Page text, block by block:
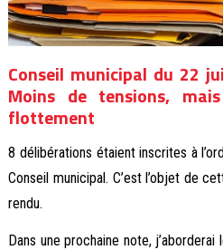
Conseil municipal du 22
Moins de tensions,
flottement
8 délibérations étaient inscrites à
Conseil municipal. C’est l’objet de
rendu.
Dans une prochaine note,